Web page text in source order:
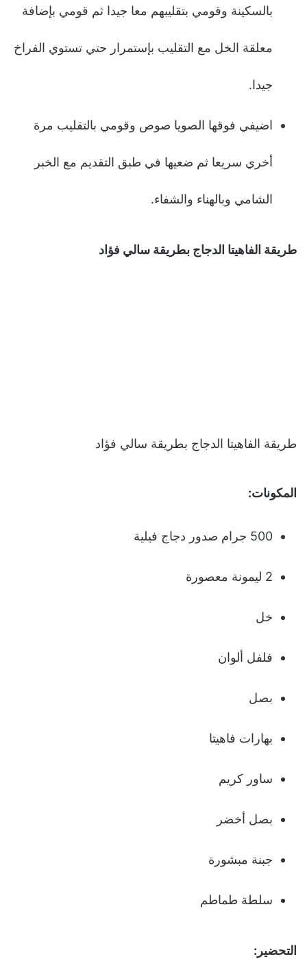
بالسكينة وقومي بتقليبهم معا جيدا ثم قومي بإضافة
معلقة الخل مع التقليب بإستمرار حتي تستوي الفراخ
جيدا.
اضيفي فوقها الصويا صوص وقومي بالتقليب مرة
أخري سريعا ثم ضعيها في طبق التقديم مع الخبر
الشامي وبالهناء والشفاء.
طريقة الفاهيتا الدجاج بطريقة سالي فؤاد
طريقة الفاهيتا الدجاج بطريقة سالي فؤاد
المكونات:
500 جرام صدور دجاج فيلية
2 ليمونة معصورة
خل
فلفل ألوان
بصل
بهارات فاهيتا
ساور كريم
بصل أخضر
جبنة مبشورة
سلطة طماطم
التحضير: